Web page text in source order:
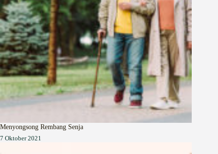
Menyongsong Rembang Senja
7 Oktober 2021